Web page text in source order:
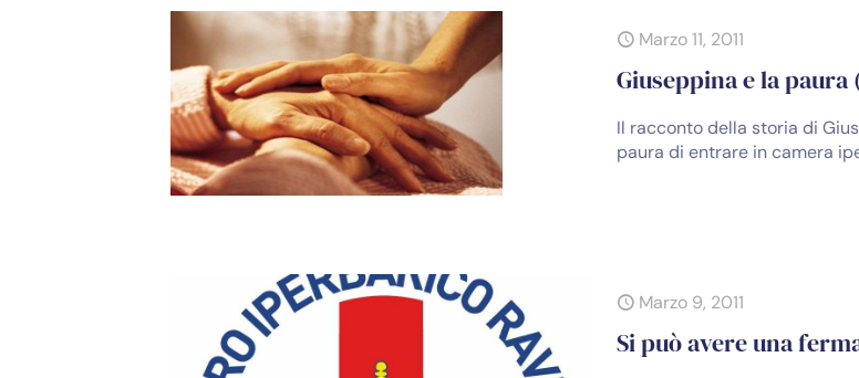
Marzo 11, 2011
Giuseppina e la
Il racconto della storia di
paura di entrare in camera
Marzo 9, 2011
Si può avere una